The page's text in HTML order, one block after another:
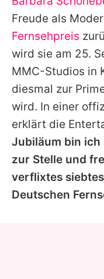
Freude als
Fernsehpreis
wird sie am 25.
MMC-Studios in
diesmal zur
wird. In einer
erklärt die
Jubiläum bin
zur Stelle und
verflixtes
Deutschen